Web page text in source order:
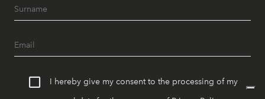
I hereby give my consent to the processing of my